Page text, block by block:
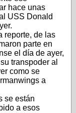
hace unas
USS Donald
reporte, de las
parte en
el día de ayer,
transpoder al
como se
a
se están
a esos